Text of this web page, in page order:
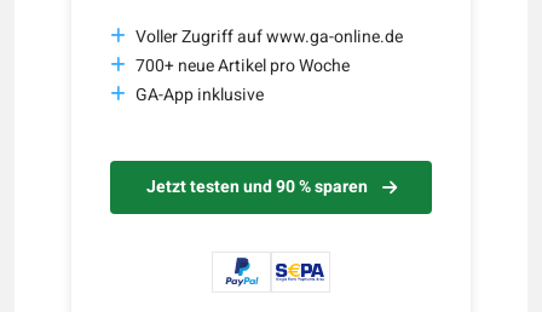
Voller Zugriff auf www.ga-online.de
700+ neue Artikel pro Woche
GA-App inklusive
Jetzt testen und 90 % sparen